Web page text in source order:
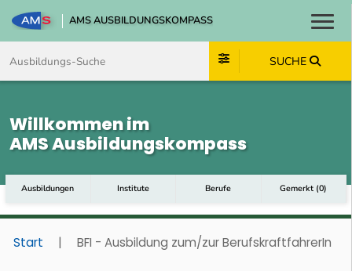
AMS AUSBILDUNGSKOMPASS
SUCHE
Willkommen im
AMS Ausbildungskompass
Ausbildungen Institute Berufe Gemerkt (0)
Start | BFI - Ausbildung zum/zur BerufskraftfahrerIn